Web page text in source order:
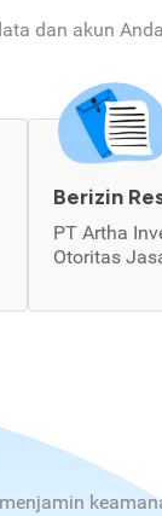
dan akun
Berizin
PT Artha
Otoritas